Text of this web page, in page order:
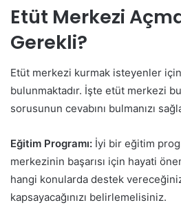
Etüt Merkezi
Gerekli?
Etüt merkezi kurmak isteyenler
bulunmaktadır. İşte etüt merkezi
sorusunun cevabını bulmanızı
Eğitim Programı: İyi bir eğitim
merkezinin başarısı için hayati
hangi konularda destek
kapsayacağınızı belirlemelisiniz.